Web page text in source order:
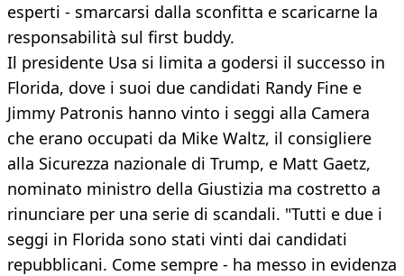
esperti - smarcarsi dalla sconfitta e scaricarne la
responsabilità sul first buddy.
Il presidente Usa si limita a godersi il successo in
Florida, dove i suoi due candidati Randy Fine e
Jimmy Patronis hanno vinto i seggi alla Camera
che erano occupati da Mike Waltz, il consigliere
alla Sicurezza nazionale di Trump, e Matt Gaetz,
nominato ministro della Giustizia ma costretto a
rinunciare per una serie di scandali. "Tutti e due i
seggi in Florida sono stati vinti dai candidati
repubblicani. Come sempre - ha messo in evidenza